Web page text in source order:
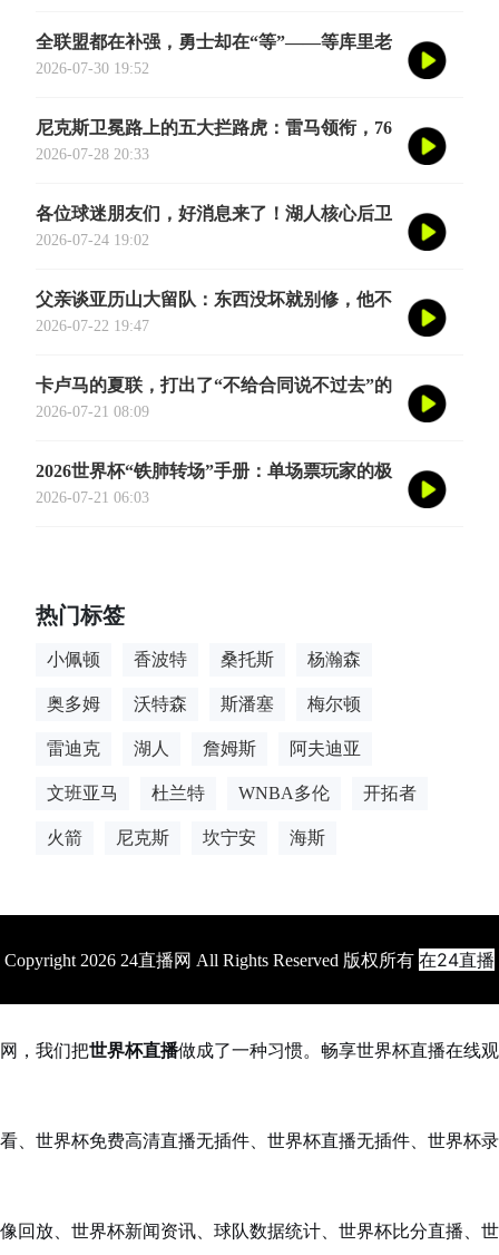
全联盟都在补强，勇士却在“等”——等库里老
去的那一天
2026-07-30 19:52
尼克斯卫冕路上的五大拦路虎：雷马领衔，76
人四巨头在列
2026-07-28 20:33
各位球迷朋友们，好消息来了！湖人核心后卫
奥斯汀·里夫斯的2026中国行「紫金之旅」正
2026-07-24 19:02
父亲谈亚历山大留队：东西没坏就别修，他不
会被夜生活诱惑走
2026-07-22 19:47
卡卢马的夏联，打出了“不给合同说不过去”的
数据
2026-07-21 08:09
2026世界杯“铁肺转场”手册：单场票玩家的极
限跨城生存法则
2026-07-21 06:03
热门标签
小佩顿 香波特 桑托斯 杨瀚森
奥多姆 沃特森 斯潘塞 梅尔顿
雷迪克 湖人 詹姆斯 阿夫迪亚
文班亚马 杜兰特 WNBA多伦 开拓者
火箭 尼克斯 坎宁安 海斯
Copyright 2026 24直播网 All Rights Reserved 版权所有 在24直播
网，我们把世界杯直播做成了一种习惯。畅享世界杯直播在线观
看、世界杯免费高清直播无插件、世界杯直播无插件、世界杯录
像回放、世界杯新闻资讯、球队数据统计、世界杯比分直播、世